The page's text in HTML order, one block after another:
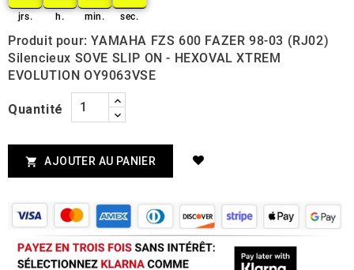
jrs. h. min. sec.
Produit pour: YAMAHA FZS 600 FAZER 98-03 (RJ02)
Silencieux SOVE SLIP ON - HEXOVAL XTREM
EVOLUTION OY9063VSE
Quantité
 AJOUTER AU PANIER